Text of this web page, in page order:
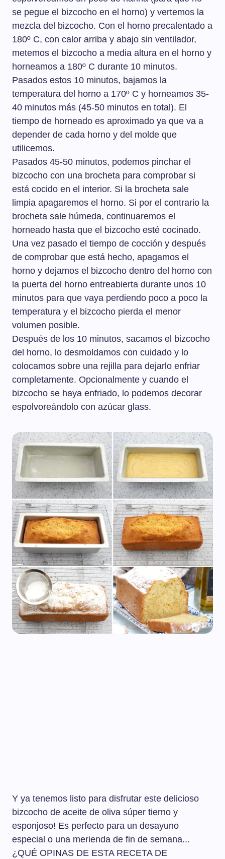
se pegue el bizcocho en el horno) y vertemos la
mezcla del bizcocho. Con el horno precalentado a
180º C, con calor arriba y abajo sin ventilador,
metemos el bizcocho a media altura en el horno y
horneamos a 180º C durante 10 minutos.
Pasados estos 10 minutos, bajamos la
temperatura del horno a 170º C y horneamos 35-
40 minutos más (45-50 minutos en total). El
tiempo de horneado es aproximado ya que va a
depender de cada horno y del molde que
utilicemos.
Pasados 45-50 minutos, podemos pinchar el
bizcocho con una brocheta para comprobar si
está cocido en el interior. Si la brocheta sale
limpia apagaremos el horno. Si por el contrario la
brocheta sale húmeda, continuaremos el
horneado hasta que el bizcocho esté cocinado.
Una vez pasado el tiempo de cocción y después
de comprobar que está hecho, apagamos el
horno y dejamos el bizcocho dentro del horno con
la puerta del horno entreabierta durante unos 10
minutos para que vaya perdiendo poco a poco la
temperatura y el bizcocho pierda el menor
volumen posible.
Después de los 10 minutos, sacamos el bizcocho
del horno, lo desmoldamos con cuidado y lo
colocamos sobre una rejilla para dejarlo enfriar
completamente. Opcionalmente y cuando el
bizcocho se haya enfriado, lo podemos decorar
espolvoreándolo con azúcar glass.
Y ya tenemos listo para disfrutar este delicioso
bizcocho de aceite de oliva súper tierno y
esponjoso! Es perfecto para un desayuno
especial o una merienda de fin de semana...
¿QUÉ OPINAS DE ESTA RECETA DE